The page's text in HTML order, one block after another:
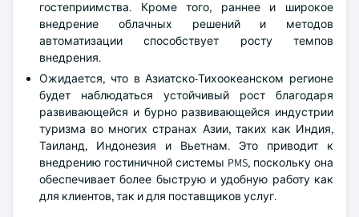
гостеприимства. Кроме того, раннее и широкое
внедрение облачных решений и методов
автоматизации способствует росту темпов
внедрения.
Ожидается, что в Азиатско-Тихоокеанском регионе
будет наблюдаться устойчивый рост благодаря
развивающейся и бурно развивающейся индустрии
туризма во многих странах Азии, таких как Индия,
Таиланд, Индонезия и Вьетнам. Это приводит к
внедрению гостиничной системы PMS, поскольку она
обеспечивает более быструю и удобную работу как
для клиентов, так и для поставщиков услуг.